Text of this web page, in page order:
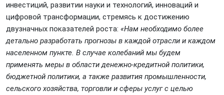
инвестиций, развитии науки и технологий, инноваций и
цифровой трансформации, стремясь к достижению
двузначных показателей роста: «Нам необходимо более
детально разработать прогнозы в каждой отрасли и каждом
населенном пункте. В случае колебаний мы будем
применять меры в области денежно-кредитной политики,
бюджетной политики, а также развития промышленности,
сельского хозяйства, торговли и сферы услуг с целью